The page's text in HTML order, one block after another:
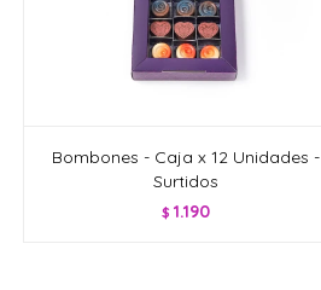
Bombones - Caja x 12 Unidades -
Surtidos
$ 1.190